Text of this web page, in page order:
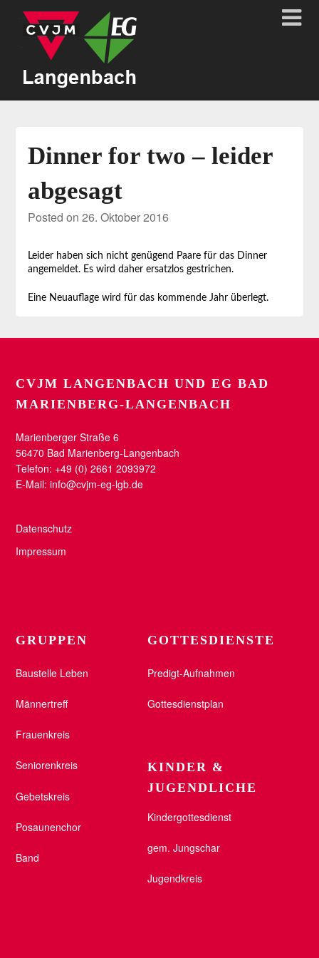
Dinner for two – leider
abgesagt
Posted on 26. Oktober 2016
Leider haben sich nicht genügend Paare für das Dinner
angemeldet. Es wird daher ersatzlos gestrichen.
Eine Neuauflage wird für das kommende Jahr überlegt.
CVJM LANGENBACH UND EG BAD
MARIENBERG-LANGENBACH
Marienberger Straße 6
56470 Bad Marienberg-Langenbach
Telefon: +49 (0) 2661 2093972
E-Mail:info@cvjm-eg-lgb.de
Datenschutz
Impressum
GRUPPEN
Baustelle Leben
Männertreff
Frauenkreis
Seniorenkreis
Gebetskreis
Posaunenchor
Band
GOTTESDIENSTE
Predigt-Aufnahmen
Gottesdienstplan
KINDER &
JUGENDLICHE
Kindergottesdienst
gem. Jungschar
Jugendkreis